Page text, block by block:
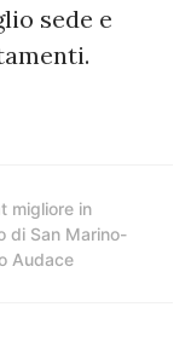
sede e
migliore in
di San Marino-
Audace